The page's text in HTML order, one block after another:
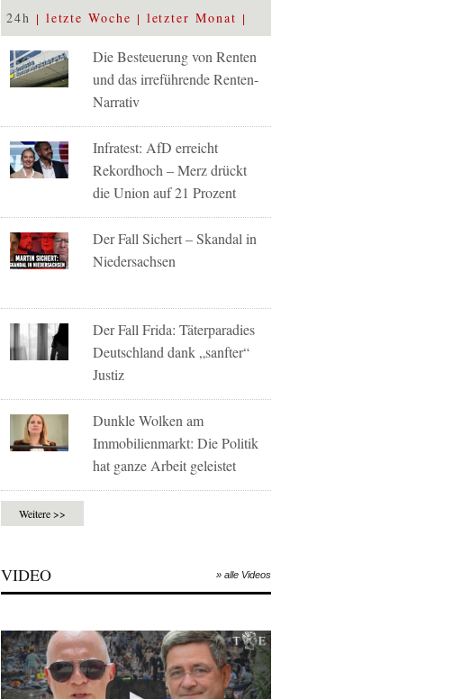
24h letzte Woche letzter Monat
Die Besteuerung von Renten
und das irreführende Renten-
Narrativ
Infratest: AfD erreicht
Rekordhoch – Merz drückt
die Union auf 21 Prozent
Der Fall Sichert – Skandal in
Niedersachsen
Der Fall Frida: Täterparadies
Deutschland dank „sanfter“
Justiz
Dunkle Wolken am
Immobilienmarkt: Die Politik
hat ganze Arbeit geleistet
Weitere >>
VIDEO » alle Videos